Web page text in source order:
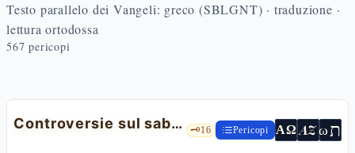
Testo parallelo dei Vangeli: greco (SBLGNT) · traduzione ·
lettura ortodossa
567 pericopi
Controversie sul sabato 🗝️16 Pericopi ΑΩ AZωת